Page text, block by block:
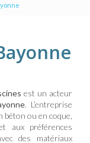
est un acteur
. L’entreprise
ou en coque,
aux préférences
des matériaux